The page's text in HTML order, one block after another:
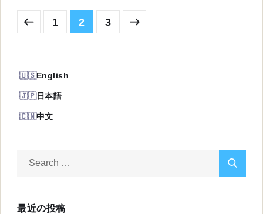
1 2 3
English
日本語
中文
最近の投稿